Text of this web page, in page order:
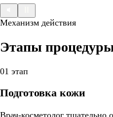
Механизм действия
Этапы
01 этап
Подготовка кожи
Врач-косметолог тщательно